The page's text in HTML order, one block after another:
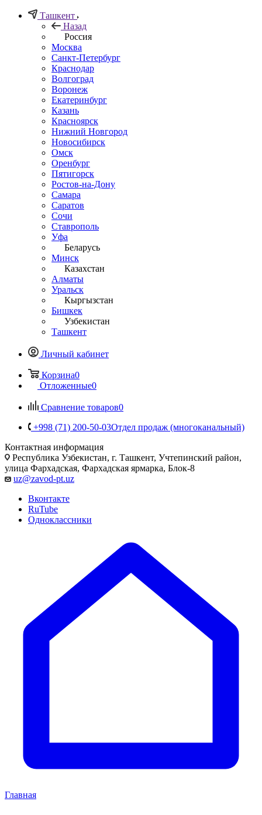
Ташкент
Назад
Россия
Москва
Санкт-Петербург
Краснодар
Волгоград
Воронеж
Екатеринбург
Казань
Красноярск
Нижний Новгород
Новосибирск
Омск
Оренбург
Пятигорск
Ростов-на-Дону
Самара
Саратов
Сочи
Ставрополь
Уфа
Беларусь
Минск
Казахстан
Алматы
Уральск
Кыргызстан
Бишкек
Узбекистан
Ташкент
Личный кабинет
Корзина0
Отложенные0
Сравнение товаров0
+998 (71) 200-50-03Отдел продаж (многоканальный)
Контактная информация
Республика Узбекистан, г. Ташкент, Учтепинский район,
улица Фархадская, Фархадская ярмарка, Блок-8
uz@zavod-pt.uz
Вконтакте
RuTube
Одноклассники
Главная